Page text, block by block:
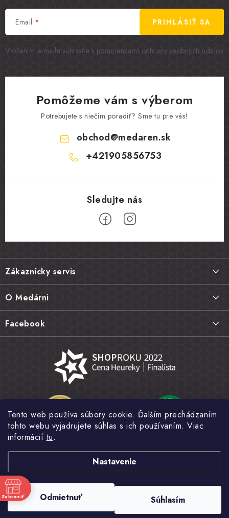
Tento web používa súbory cookie. Ďalším prechádzaním
tohto webu vyjadrujete súhlas s ich používaním. Viac
informácií tu.
Nastavenie
Odmietnuť Súhlasím
Email
Vložením e-mailu súhlasíte s podmienkami ochrany osobných údajov
PRIHLÁSIŤ SA
Pomôžeme vám s výberom
Potrebujete s niečím poradiť? Sme tu pre vás!
obchod@medaren.sk
+421905856753
Z
á
p
ä
e
Zákaznícky servis
Vrátenie tovaru, výmena a reklamácie
Najčastejšie otázky FAQ
Hodnotenie obchodu
Obchodné podmienky
Ochrana osobných údajov
O Medárni
Náš príbeh
Kamenná predajňa
Fotogaléria
Novinky
Facebook
Vytvoril Shoptet
Copyright 2026 . Všetky práva vyhradené.Upraviť nastavenie
Zobraziť